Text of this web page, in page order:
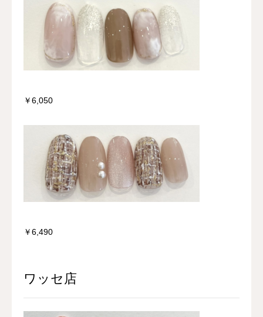
￥6,050
￥6,490
ワッセ店